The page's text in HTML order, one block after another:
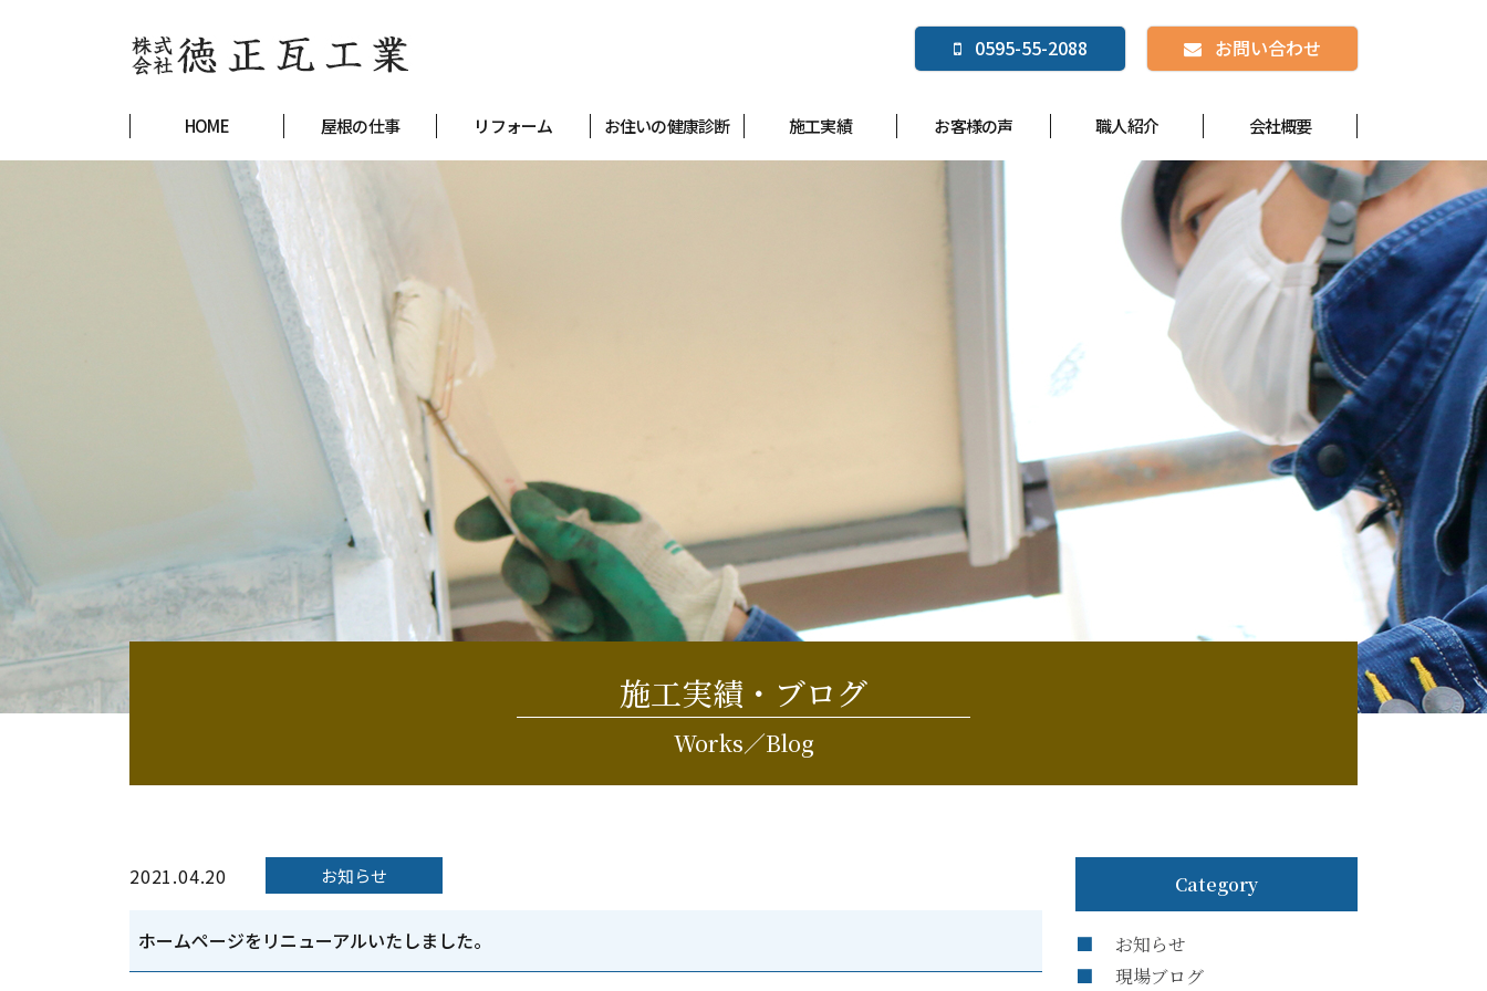
0595-55-2088 お問い合わせ
HOME 屋根の仕事 リフォーム お住いの健康診断 施工実績 お客様の声 職人紹介 会社概要
施工実績・ブログ
Works／Blog
2021.04.20 お知らせ
ホームページをリニューアルいたしました。
Category
お知らせ
現場ブログ